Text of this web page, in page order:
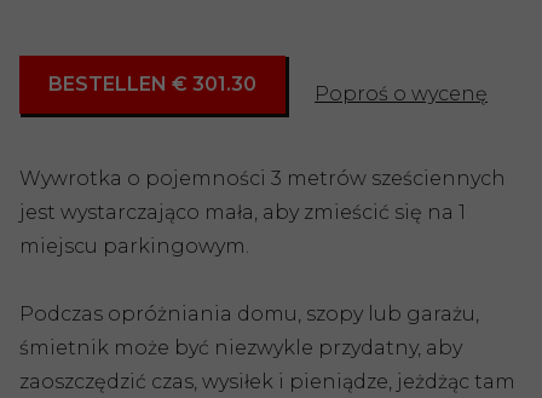
BESTELLEN € 301.30 Poproś o wycenę
Wywrotka o pojemności 3 metrów sześciennych
jest wystarczająco mała, aby zmieścić się na 1
miejscu parkingowym.
Podczas opróżniania domu, szopy lub garażu,
śmietnik może być niezwykle przydatny, aby
zaoszczędzić czas, wysiłek i pieniądze, jeżdżąc tam